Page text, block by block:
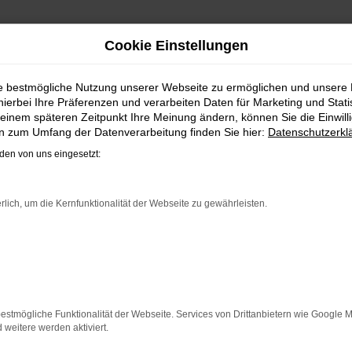
FINANZIEREN |
FÜR FRANKFURT AM
bzw. mobil bleiben. Unser Vorschlag ist ein VW Golf,
Golf für Frankfurt am Main ist perfekt verarbeitet und
sowohl eine Tageszulassung als auch einen
und genießen zudem einen außergewöhnlichen
ist ein Fehler aufgetreten.
Cookie Einstellungen
bestmögliche Nutzung unserer Webseite zu ermöglichen und unsere
Ihre Präferenzen und verarbeiten Daten für Marketing und
späteren Zeitpunkt Ihre Meinung ändern, können Sie die
zum Umfang der Datenverarbeitung finden Sie hier:
von uns eingesetzt:
um die Kernfunktionalität der Webseite zu gewährleisten.
Funktionalität der Webseite. Services von Drittanbietern wie Google
weitere werden aktiviert.